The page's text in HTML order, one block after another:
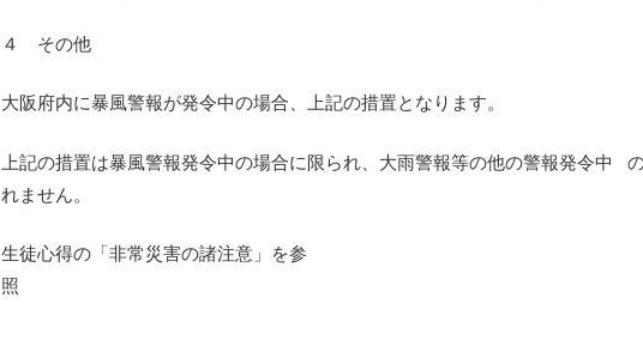
４ その他
大阪府内に暴風警報が発令中の場合、上記の措置となります。
上記の措置は暴風警報発令中の場合に限られ、大雨警報等の他の警報発令中
れません。
生徒心得の「非常災害の諸注意」を参
照